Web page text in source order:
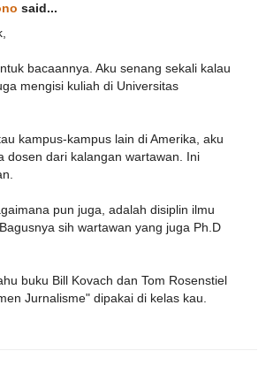
said...
bacaannya. Aku senang sekali kalau
mengisi kuliah di Universitas
kampus-kampus lain di Amerika, aku
dosen dari kalangan wartawan. Ini
pun juga, adalah disiplin ilmu
sih wartawan yang juga Ph.D
buku Bill Kovach dan Tom Rosenstiel
Jurnalisme" dipakai di kelas kau.